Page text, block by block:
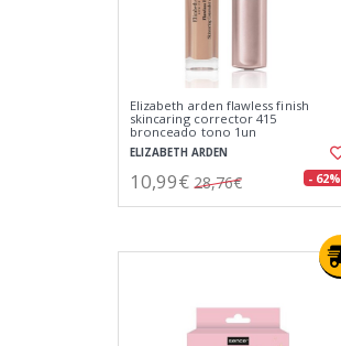
Elizabeth arden flawless finish
skincaring corrector 415
bronceado tono 1un
ELIZABETH ARDEN
10,99€ 28,76€ - 62%